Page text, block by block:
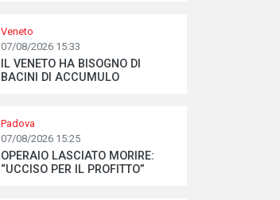
Veneto
07/08/2026 15:33
IL VENETO HA BISOGNO DI
BACINI DI ACCUMULO
Padova
07/08/2026 15:25
OPERAIO LASCIATO MORIRE:
“UCCISO PER IL PROFITTO”